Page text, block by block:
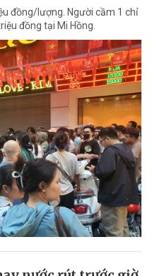
đồng/lượng. Người cầm 1 chỉ
đồng tại Mi Hồng.